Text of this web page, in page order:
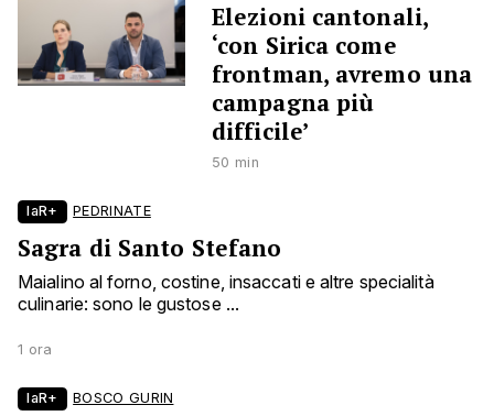
Elezioni cantonali,
‘con Sirica come
frontman, avremo una
campagna più
difficile’
50 min
laR+ PEDRINATE
Sagra di Santo Stefano
Maialino al forno, costine, insaccati e altre specialità
culinarie: sono le gustose ...
1 ora
laR+ BOSCO GURIN